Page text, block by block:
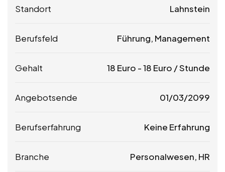
Standort Lahnstein
Berufsfeld Führung, Management
Gehalt 18 Euro -18 Euro / Stunde
Angebotsende 01/03/2099
Berufserfahrung Keine Erfahrung
Branche Personalwesen, HR